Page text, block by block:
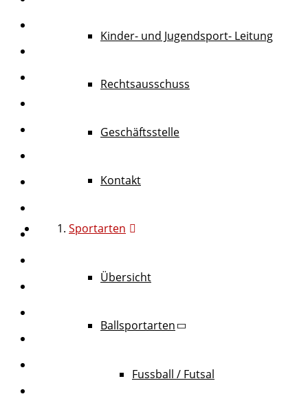
Kinder- und Jugendsport- Leitung
Rechtsausschuss
Geschäftsstelle
Kontakt
Sportarten
Übersicht
Ballsportarten
Fussball / Futsal